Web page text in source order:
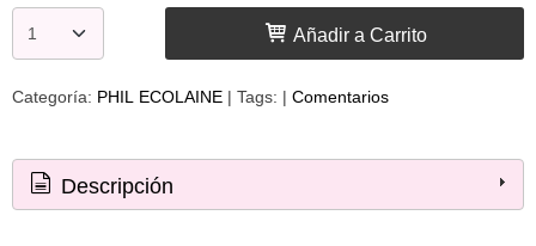
Añadir a Carrito
Categoría: PHIL ECOLAINE | Tags: | Comentarios
Descripción